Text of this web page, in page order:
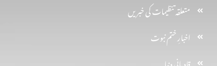
متعلقہ تنظیمات کی خبریں
اخبارِ ختم نبوت